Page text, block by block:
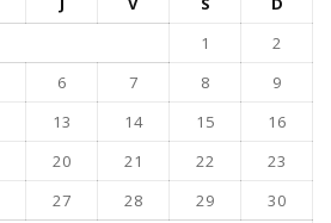
1
2
6 7 8
9
13 14 15
16
20 21 22
23
27 28 29
30